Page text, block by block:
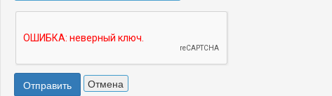
Отправить Отмена